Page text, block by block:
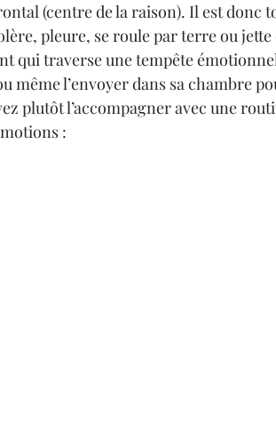
(centre de la raison). Il est donc
pleure, se roule par terre ou
qui traverse une tempête
même l’envoyer dans sa chambre
plutôt l’accompagner avec une
: